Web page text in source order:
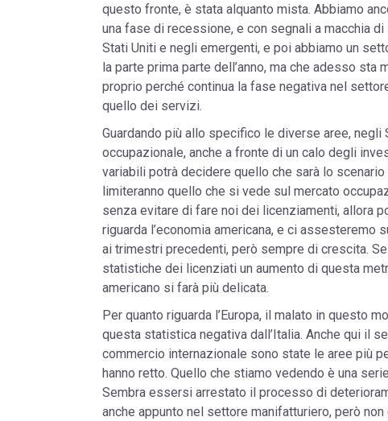
questo fronte, è stata alquanto mista. Abbiamo
una fase di recessione, e con segnali a macchia
Stati Uniti e negli emergenti, e poi abbiamo un
la parte prima parte dell’anno, ma che adesso
proprio perché continua la fase negativa nel
quello dei servizi.
Guardando più allo specifico le diverse aree,
occupazionale, anche a fronte di un calo degli
variabili potrà decidere quello che sarà lo
limiteranno quello che si vede sul mercato
senza evitare di fare noi dei licenziamenti, allora
riguarda l’economia americana, e ci
ai trimestri precedenti, però sempre di crescita.
statistiche dei licenziati un aumento di questa
americano si farà più delicata.
Per quanto riguarda l’Europa, il malato in questo
questa statistica negativa dall’Italia. Anche qui il
commercio internazionale sono state le aree più
hanno retto. Quello che stiamo vedendo è una
Sembra essersi arrestato il processo di
anche appunto nel settore manifatturiero, però